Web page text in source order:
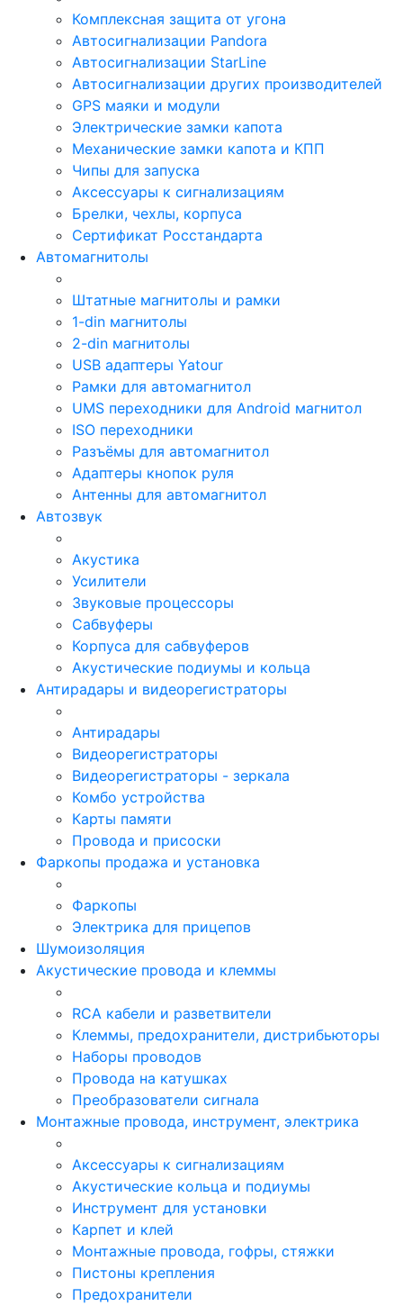
Комплексная защита от угона
Автосигнализации Pandora
Автосигнализации StarLine
Автосигнализации других производителей
GPS маяки и модули
Электрические замки капота
Механические замки капота и КПП
Чипы для запуска
Аксессуары к сигнализациям
Брелки, чехлы, корпуса
Сертификат Росстандарта
Автомагнитолы
Штатные магнитолы и рамки
1-din магнитолы
2-din магнитолы
USB адаптеры Yatour
Рамки для автомагнитол
UMS переходники для Android магнитол
ISO переходники
Разъёмы для автомагнитол
Адаптеры кнопок руля
Антенны для автомагнитол
Автозвук
Акустика
Усилители
Звуковые процессоры
Сабвуферы
Корпуса для сабвуферов
Акустические подиумы и кольца
Антирадары и видеорегистраторы
Антирадары
Видеорегистраторы
Видеорегистраторы - зеркала
Комбо устройства
Карты памяти
Провода и присоски
Фаркопы продажа и установка
Фаркопы
Электрика для прицепов
Шумоизоляция
Акустические провода и клеммы
RCA кабели и разветвители
Клеммы, предохранители, дистрибьюторы
Наборы проводов
Провода на катушках
Преобразователи сигнала
Монтажные провода, инструмент, электрика
Аксессуары к сигнализациям
Акустические кольца и подиумы
Инструмент для установки
Карпет и клей
Монтажные провода, гофры, стяжки
Пистоны крепления
Предохранители